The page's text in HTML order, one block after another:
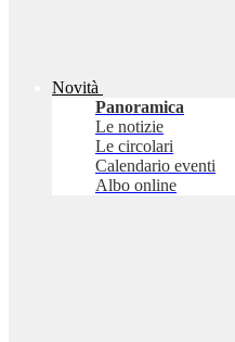
Novità
Panoramica
Le notizie
Le circolari
Calendario eventi
Albo online